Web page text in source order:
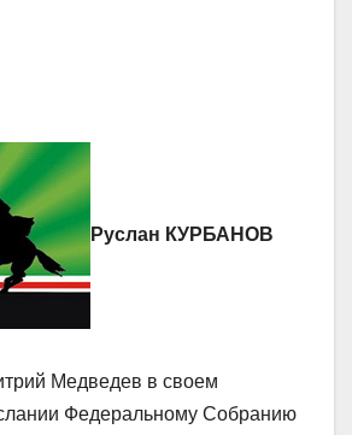
Руслан КУРБАНОВ
Медведев в своем
Федеральному Собранию